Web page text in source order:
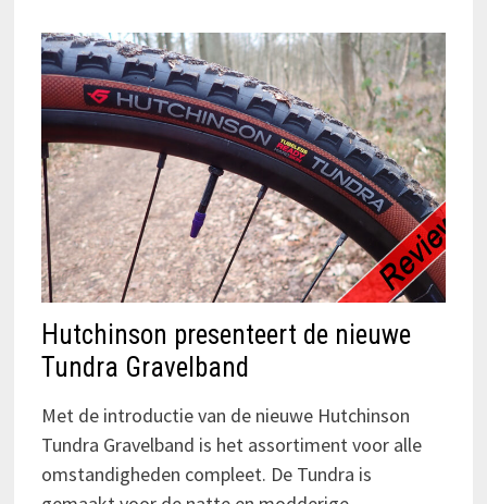
Hutchinson presenteert de nieuwe
Tundra Gravelband
Met de introductie van de nieuwe Hutchinson
Tundra Gravelband is het assortiment voor alle
omstandigheden compleet. De Tundra is